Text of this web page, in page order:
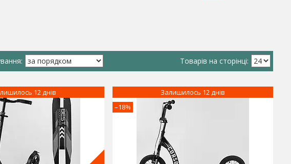
12 днів
–18%
Залишилось 12 днів